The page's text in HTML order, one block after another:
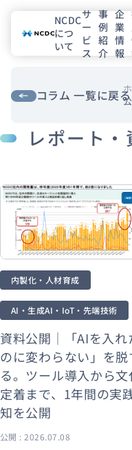
NCDCについて
企業情報
採用情報
セミナーコラム お知らせ
エンジニアブログ（Zenn）
お役立ち情報（PJ Insight）
資料ダウンロード
NCDC
につ
いて
サ
ー
ビ
ス
事
例
紹
介
企
業
情
報
コラム 一覧に戻る
レポート
内製化・人材育成
AI・生成AI・IoT・先端技術
資料公開｜「AIを入れ
のに変わらない」を脱
る。ツール導入から
定着まで、1年間の実
知を公開
公開 : 2026.07.08